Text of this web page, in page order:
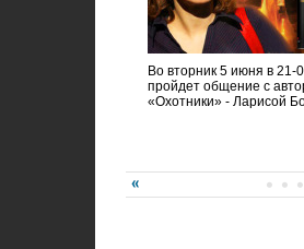
Во вторник 5 июня в
пройдет общение с
«Охотники» - Ларисой